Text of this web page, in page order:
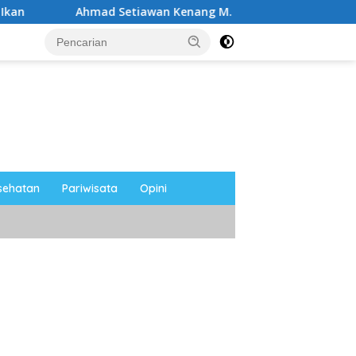
Setiawan Kenang M. Sholeh: Pejuang Keadilan “No Viral No
Pariwisata Opini